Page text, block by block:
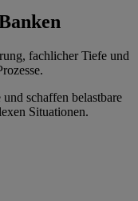
regulatorischen
Ihnen und auf Basis
Entwicklungen
bestimmten
fachlicher Tiefe und
schaffen belastbare
Situationen.